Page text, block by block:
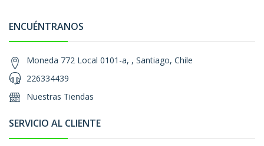
ENCUÉNTRANOS
Moneda 772 Local 0101-a, , Santiago, Chile
226334439
Nuestras Tiendas
SERVICIO AL CLIENTE